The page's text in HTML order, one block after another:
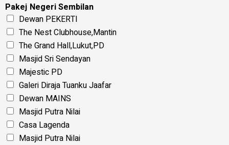
Pakej Negeri Sembilan
Dewan PEKERTI
The Nest Clubhouse,Mantin
The Grand Hall,Lukut,PD
Masjid Sri Sendayan
Majestic PD
Galeri Diraja Tuanku Jaafar
Dewan MAINS
Masjid Putra Nilai
Casa Lagenda
Masjid Putra Nilai